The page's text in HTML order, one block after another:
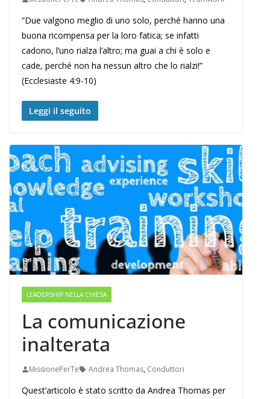
“Due valgono meglio di uno solo, perché hanno una
buona ricompensa per la loro fatica; se infatti
cadono, l’uno rialza l’altro; ma guai a chi è solo e
cade, perché non ha nessun altro che lo rialzi!”
(Ecclesiaste 4:9-10)
Leggi il seguito
LEADERSHIP NELLA CHIESA
La comunicazione
inalterata
MissionePerTe Andrea Thomas, Conduttori
Quest’articolo è stato scritto da Andrea Thomas per